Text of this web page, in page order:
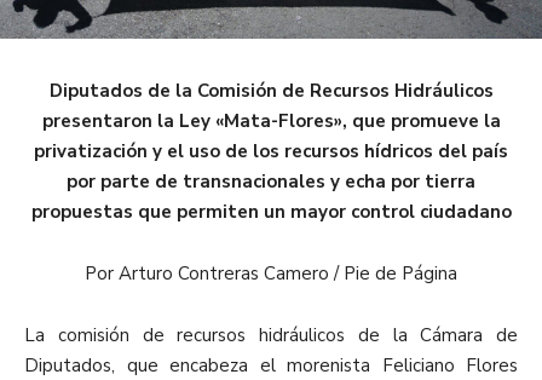
Diputados de la Comisión de Recursos Hidráulicos
presentaron la Ley «Mata-Flores», que promueve la
privatización y el uso de los recursos hídricos del país
por parte de transnacionales y echa por tierra
propuestas que permiten un mayor control ciudadano
Por Arturo Contreras Camero / Pie de Página
La comisión de recursos hidráulicos de la Cámara de
Diputados, que encabeza el morenista Feliciano Flores